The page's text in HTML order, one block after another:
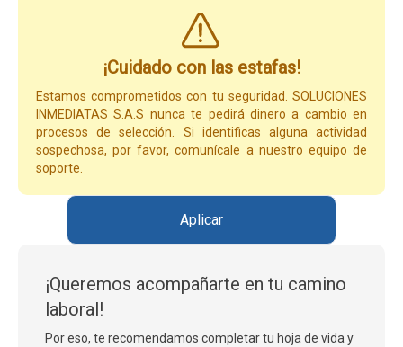
¡Cuidado con las estafas!
Estamos comprometidos con tu seguridad. SOLUCIONES
INMEDIATAS S.A.S nunca te pedirá dinero a cambio en
procesos de selección. Si identificas alguna actividad
sospechosa, por favor, comunícale a nuestro equipo de
soporte.
Aplicar
¡Queremos acompañarte en tu camino
laboral!
Por eso, te recomendamos completar tu hoja de vida y